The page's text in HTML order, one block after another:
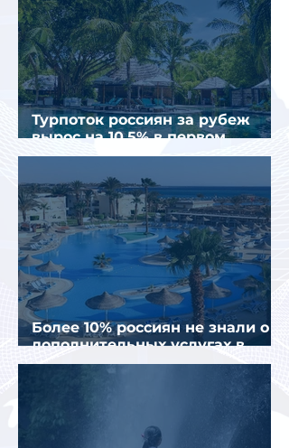
Турпоток россиян за рубеж
вырос на 10,5% в первом
полугодии 2026 года
Более 10% россиян не знали о
дополнительных услугах в
отелях